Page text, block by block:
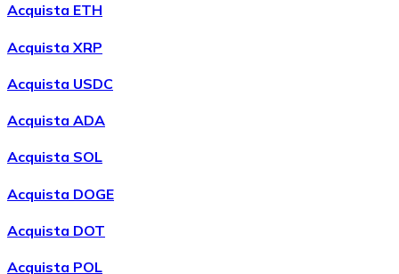
Acquista ETH
Acquista XRP
Acquista USDC
Acquista ADA
Acquista SOL
Acquista DOGE
Acquista DOT
Acquista POL